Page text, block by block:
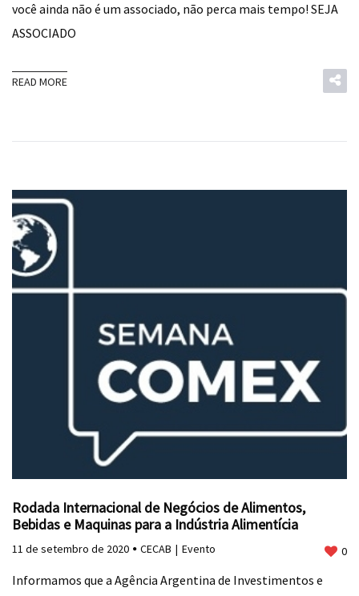
você ainda não é um associado, não perca mais tempo! SEJA
ASSOCIADO
READ MORE
Rodada Internacional de Negócios de Alimentos,
Bebidas e Maquinas para a Indústria Alimentícia
11 de setembro de 2020 CECAB Evento 0
Informamos que a Agência Argentina de Investimentos e